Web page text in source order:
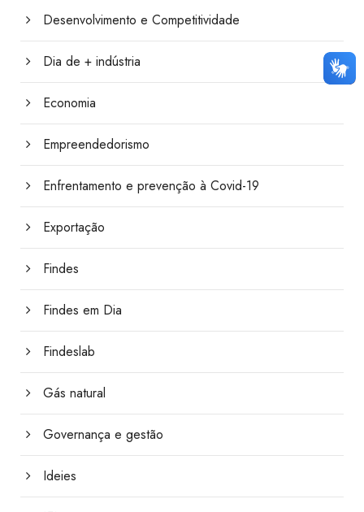
Desenvolvimento e Competitividade
Dia de + indústria
Economia
Empreendedorismo
Enfrentamento e prevenção à Covid-19
Exportação
Findes
Findes em Dia
Findeslab
Gás natural
Governança e gestão
Ideies